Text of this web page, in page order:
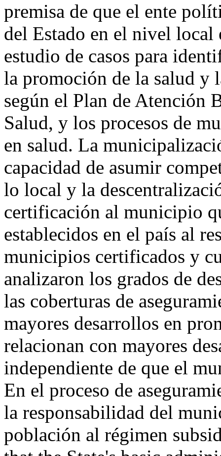
premisa de que el ente
del Estado en el nivel
estudio de casos para
la promoción de la salud y
según el Plan de Atención
Salud, y los procesos de
en salud. La
capacidad de asumir
lo local y la
certificación al municipio
establecidos en el país al
municipios certificados y
analizaron los grados de
las coberturas de
mayores desarrollos en
relacionan con mayores
independiente de que el
En el proceso de
la responsabilidad del
población al régimen